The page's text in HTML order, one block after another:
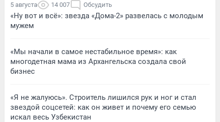
5 августа 14 007 Обсудить
«Ну вот и всё»: звезда «Дома-2» развелась с молодым
мужем
«Мы начали в самое нестабильное время»: как
многодетная мама из Архангельска создала свой
бизнес
«Я не жалуюсь». Строитель лишился рук и ног и стал
звездой соцсетей: как он живет и почему его семью
искал весь Узбекистан